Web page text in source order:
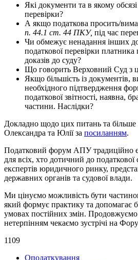
Які документи та в якому
перевірки?
А якщо податкова просить/
п. 44.1 ст. 44 ПКУ, під час
Чи обмежує ненадання інших
податкової перевірки платника
доказів до суду?
Що говорить Верховний Суд з
Якщо більшість із документів,
необхідного підтвердження
податкової звітності, наявна,
частини. Наслідки?
Докладно щодо цих питань та більше
Олександра та Юлії за посиланням.
Податковий форум АПУ традиційно
для всіх, хто дотичний до
експертів юридичного ринку,
державних органів та судової влади.
Ми цінуємо можливість бути
який формує практику та допомагає
умовах постійних змін. Продовжуємо
нетерпінням чекаємо зустрічі на
1109
Оподаткування